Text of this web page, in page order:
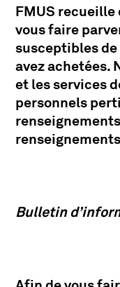
FMUS
vous faire
susceptibles
avez achetées.
et les services
personnels
Bulletin